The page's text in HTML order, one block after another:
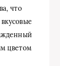
что
цветом